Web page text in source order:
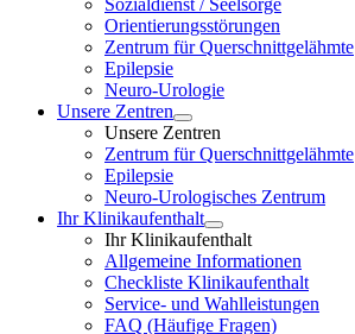
Sozialdienst / Seelsorge
Orientierungsstörungen
Zentrum für Querschnittgelähmte
Epilepsie
Neuro-Urologie
Unsere Zentren
Unsere Zentren
Zentrum für Querschnittgelähmte
Epilepsie
Neuro-Urologisches Zentrum
Ihr Klinikaufenthalt
Ihr Klinikaufenthalt
Allgemeine Informationen
Checkliste Klinikaufenthalt
Service- und Wahlleistungen
FAQ (Häufige Fragen)